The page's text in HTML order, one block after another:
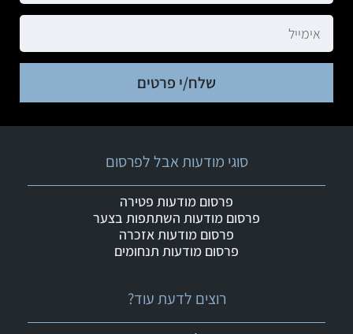
שלח/י פרטים
רוצים לדעת עוד?
סוגי מודעות אבל לפרסום
פרסום מודעות פטירה
פרסום מודעות השתתפות בצער
פרסום מודעות אזכרה
פרסום מודעות תנחומים